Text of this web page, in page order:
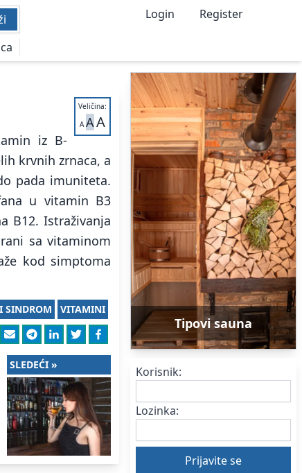
Login Register
Veličina:
A AA
iz B-
krvnih zrnaca, a
pada imuniteta.
u vitamin B3
B12. Istraživanja
sa vitaminom
kod simptoma
VITAMINI
SINDROM
SLEDEĆI »
Tipovi sauna
Korisnik:
Lozinka: